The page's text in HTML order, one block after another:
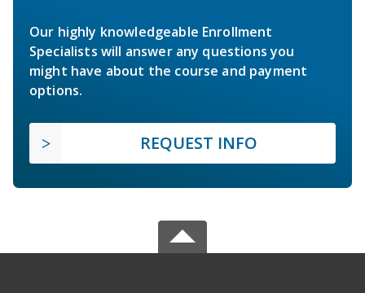
Our highly knowledgeable Enrollment
Specialists will answer any questions you
might have about the course and payment
options.
REQUEST INFO